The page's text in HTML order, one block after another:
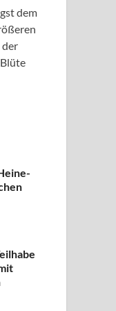
dem
der